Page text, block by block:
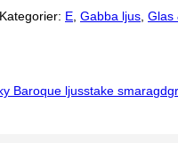
Kategorier: E Gabba ljus Glas